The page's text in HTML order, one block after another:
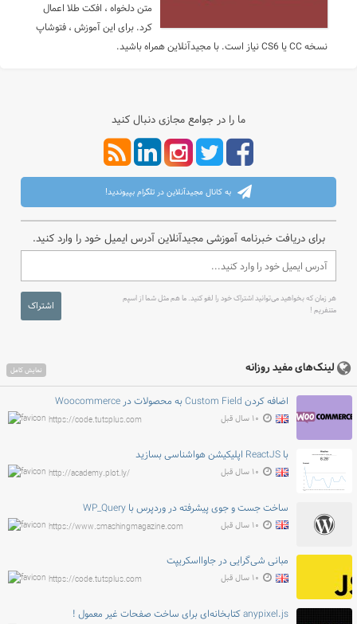
متن دلخواه ، افکت طلا اعمال
کرد. برای این آموزش ، فتوشاپ
نسخه CC یا CS6 نیاز است. با مجیدآنلاین همراه باشید.
ما را در جوامع مجازی دنبال کنید
به کانال مجیدآنلاین در تلگرام بپیوندید!
برای دریافت خبرنامه آموزشی مجیدآنلاین آدرس ایمیل خود را وارد کنید.
هر زمان که بخواهید می‌توانید اشتراک خود را لغو کنید. ما هم مثل شما از اسپم
متنفریم !
اشتراک
لینک‌های مفید روزانه نمایش کامل
اضافه کردن Custom Field به محصولات در Woocommerce
https://code.tutsplus.com ۱۰ سال قبل
با ReactJS اپلیکیشن هواشناسی بسازید
http://academy.plot.ly/ ۱۰ سال قبل
ساخت جست و جوی پیشرفته در وردپرس با WP_Query
https://www.smashingmagazine.com ۱۰ سال قبل
مبانی شی‌گرایی در جاوااسکریپت
https://code.tutsplus.com ۱۰ سال قبل
anypixel.js کتابخانه‌ای برای ساخت صفحات غیر معمول !